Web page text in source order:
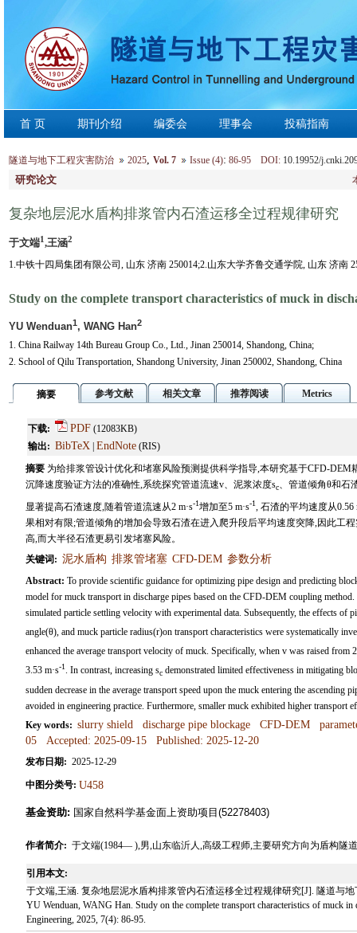
首 页 期刊介绍 编委会 理事会 投稿指南
隧道与地下工程灾害防治 2025, Vol. 7 Issue (4): 86-95 DOI: 10.19952/
研究论文
复杂地层泥水盾构排浆管内石渣运移全过程规律研究
于文端1,王涵2
1.中铁十四局集团有限公司, 山东 济南 250014;2.山东大学齐鲁交通学院, 山东 济南
Study on the complete transport characteristics of muck in
YU Wenduan1, WANG Han2
1. China Railway 14th Bureau Group Co., Ltd., Jinan 250014, Shandong, China;
2. School of Qilu Transportation, Shandong University, Jinan 250002, Shandong, China
摘要 参考文献 相关文章 推荐阅读 Metrics
下载: PDF(12083KB)
输出: BibTeX| EndNote(RIS)
摘要 为给排浆管设计优化和堵塞风险预测提供科学指导,本研究基于CFD-
沉降速度验证方法的准确性,系统探究管道流速v、泥浆浓度sc、管道倾角θ和石
显著提高石渣速度,随着管道流速从2 m·s-1增加至5 m·s-1, 石渣的平均速度从0.56
果相对有限;管道倾角的增加会导致石渣在进入爬升段后平均速度突降,因此工
高,而大半径石渣更易引发堵塞风险。
关键词: 泥水盾构 排浆管堵塞 CFD-DEM 参数分析
Abstract: To provide scientific guidance for optimizing pipe design and predicting
model for muck transport in discharge pipes based on the CFD-DEM coupling
simulated particle settling velocity with experimental data. Subsequently, the effects of
angle(θ), and muck particle radius(r)on transport characteristics were systematically
enhanced the average transport velocity of muck. Specifically, when v was raised from 2
3.53 m·s-1. In contrast, increasing scdemonstrated limited effectiveness in mitigating
sudden decrease in the average transport speed upon the muck entering the ascending
avoided in engineering practice. Furthermore, smaller muck exhibited higher transport
Key words: slurry shield discharge pipe blockage CFD-DEM
05
Accepted: 2025-09-15 Published: 2025-12-20
发布日期: 2025-12-29
中图分类号: U458
基金资助: 国家自然科学基金面上资助项目(52278403)
作者简介: 于文端(1984— ),男,山东临沂人,高级工程师,主要研究方向为盾构隧道
引用本文:
于文端,王涵. 复杂地层泥水盾构排浆管内石渣运移全过程规律研究[J]. 隧道与地
YU Wenduan, WANG Han. Study on the complete transport characteristics of muck
Engineering, 2025, 7(4): 86-95.